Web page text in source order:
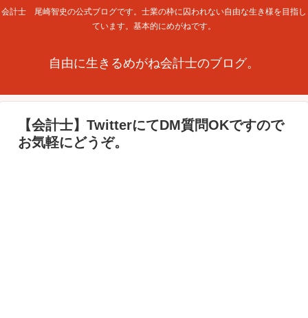
会計士 尾崎智史の公式ブログです。士業の枠に囚われない自由な生き様を目指し
ています。基本的にめがねです。
自由に生きるめがね会計士のブログ。
【会計士】TwitterにてDM質問OKですので
お気軽にどうぞ。